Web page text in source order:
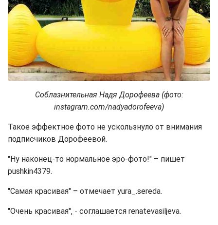
Соблазнительная Надя Дорофеева (фото:
instagram.com/nadyadorofeeva)
Такое эффектное фото не ускользнуло от внимания
подписчиков Дорофеевой.
"Ну наконец-то нормальное эро-фото!" – пишет
pushkin4379.
"Самая красивая" – отмечает yura_.sereda.
"Очень красивая", - соглашается renatevasiljeva.